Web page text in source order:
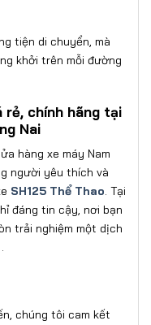
tiện di chuyển, mà
khởi trên mỗi đường
rẻ, chính hãng tại
Nai
hàng xe máy Nam
người yêu thích và
SH125 Thể Thao. Tại
đáng tin cậy, nơi bạn
trải nghiệm một dịch
chúng tôi cam kết